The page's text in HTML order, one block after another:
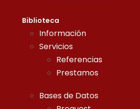
Biblioteca
Información
Servicios
Referencias
Prestamos
Bases de Datos